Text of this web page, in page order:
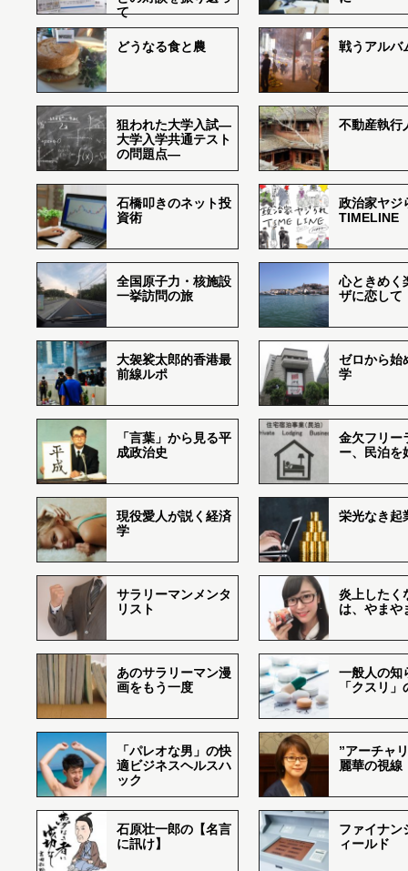
て
どうなる食と農 戦うアルバ
狙われた大学入試―
大学入学共通テスト
の問題点―
不動産執行
石橋叩きのネット投
資術
政治家ヤジ
TIMELINE
全国原子力・核施設
一挙訪問の旅
心ときめく
ザに恋して
大袈裟太郎的香港最
前線ルポ
ゼロから始
学
「言葉」から見る平
成政治史
金欠フリー
ー、民泊を
現役愛人が説く経済
学
栄光なき起
サラリーマンメンタ
リスト
炎上したく
は、やまや
あのサラリーマン漫
画をもう一度
一般人の知
「クスリ
「パレオな男」の快
適ビジネスヘルスハ
ック
”アーチャ
麗華の視線
石原壮一郎の【名言
に訊け】
ファイナン
ィールド